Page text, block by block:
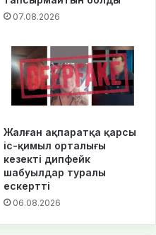
07.08.2026
Жалған ақпаратқа қарсы
іс-қимыл орталығы
кезекті дипфейк
шабуылдар туралы
ескертті
06.08.2026